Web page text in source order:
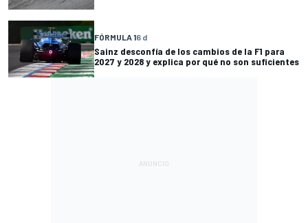
FÓRMULA 16 d
Sainz desconfía de los cambios de la F1 para
2027 y 2028 y explica por qué no son suficientes